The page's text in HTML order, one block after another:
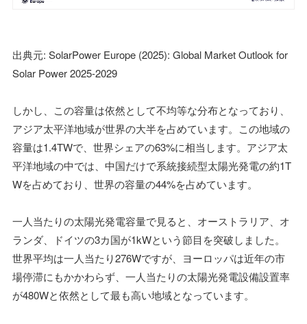
出典元: SolarPower Europe (2025): Global Market Outlook for
Solar Power 2025-2029
しかし、この容量は依然として不均等な分布となっており、
アジア太平洋地域が世界の大半を占めています。この地域の
容量は1.4TWで、世界シェアの63%に相当します。アジア太
平洋地域の中では、中国だけで系統接続型太陽光発電の約1T
Wを占めており、世界の容量の44%を占めています。
一人当たりの太陽光発電容量で見ると、オーストラリア、オ
ランダ、ドイツの3カ国が1kWという節目を突破しました。
世界平均は一人当たり276Wですが、ヨーロッパは近年の市
場停滞にもかかわらず、一人当たりの太陽光発電設備設置率
が480Wと依然として最も高い地域となっています。